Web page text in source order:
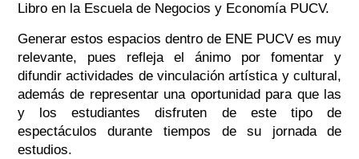
Libro en la Escuela de Negocios y Economía PUCV.
Generar estos espacios dentro de ENE PUCV es muy
relevante, pues refleja el ánimo por fomentar y
difundir actividades de vinculación artística y cultural,
además de representar una oportunidad para que las
y los estudiantes disfruten de este tipo de
espectáculos durante tiempos de su jornada de
estudios.